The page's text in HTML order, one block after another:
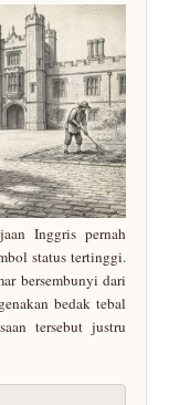
Inggris pernah
status tertinggi.
bersembunyi dari
bedak tebal
tersebut justru